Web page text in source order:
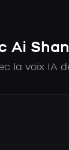
Ai
la voix IA